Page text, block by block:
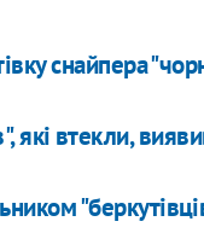
снайпера
які втекли,